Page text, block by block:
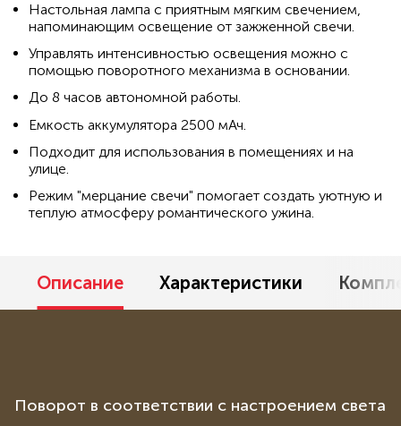
Настольная лампа с приятным мягким свечением,
напоминающим освещение от зажженной свечи.
Управлять интенсивностью освещения можно с
помощью поворотного механизма в основании.
До 8 часов автономной работы.
Емкость аккумулятора 2500 мАч.
Подходит для использования в помещениях и на
улице.
Режим "мерцание свечи" помогает создать уютную и
теплую атмосферу романтического ужина.
Описание Характеристики
Поворот в соответствии с настроением света